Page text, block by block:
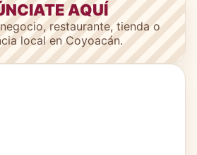
AQUÍ
restaurante, tienda o
local en Coyoacán.